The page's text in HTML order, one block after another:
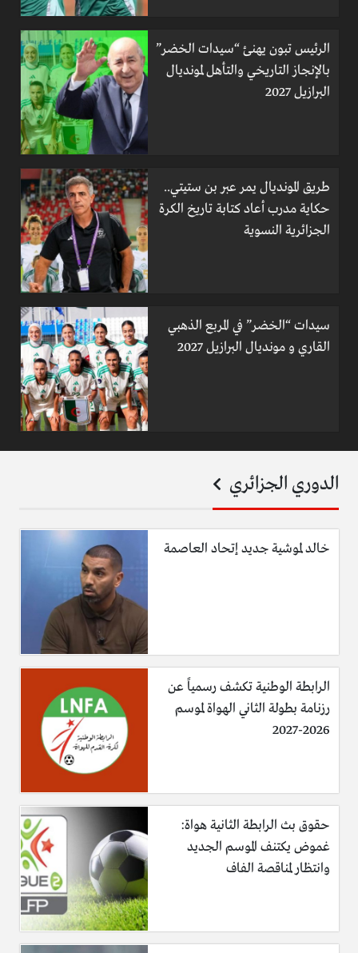
الرئيس تبون يهنئ “سيدات الخضر”
بالإنجاز التاريخي والتأهل لمونديال
البرازيل 2027
طريق المونديال يمر عبر بن ستيتي..
حكاية مدرب أعاد كتابة تاريخ الكرة
الجزائرية النسوية
سيدات “الخضر” في المربع الذهبي
القاري و مونديال البرازيل 2027
الدوري الجزائري
خالد لموشية جديد إتحاد العاصمة
الرابطة الوطنية تكشف رسمياً عن
رزنامة بطولة الثاني الهواة لموسم
2026-2027
حقوق بث الرابطة الثانية هواة:
غموض يكتنف الموسم الجديد
وانتظار لمناقصة الفاف